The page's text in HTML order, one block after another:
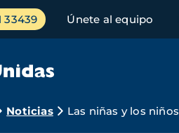
33439 Únete al equipo
Noticias Las niñas y los